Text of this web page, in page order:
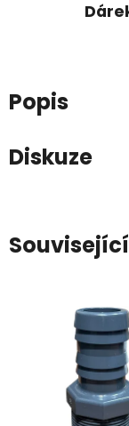
Popis
Diskuze